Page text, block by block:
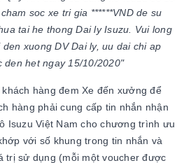
soc xe tri gia ******VND de su
tai he thong Dai ly Isuzu. Vui long
xuong DV Dai ly, uu dai chi ap
den het ngay 15/10/2020"
khách hàng đem Xe đến xưởng để
hàng phải cung cấp tin nhắn nhận
Isuzu Việt Nam cho chương trình ưu
với số khung trong tin nhắn và
trị sử dụng (mỗi một voucher được